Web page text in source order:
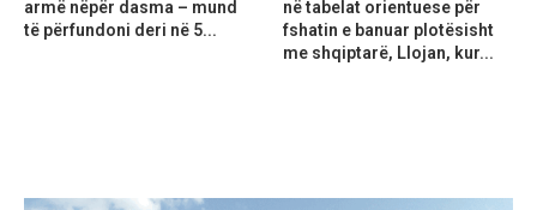
armë nëpër dasma – mund
të përfundoni deri në 5...
në tabelat orientuese për
fshatin e banuar plotësisht
me shqiptarë, Llojan, kur...